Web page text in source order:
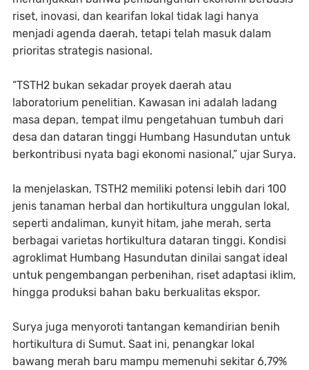
riset, inovasi, dan kearifan lokal tidak lagi hanya
menjadi agenda daerah, tetapi telah masuk dalam
prioritas strategis nasional.
“TSTH2 bukan sekadar proyek daerah atau
laboratorium penelitian. Kawasan ini adalah ladang
masa depan, tempat ilmu pengetahuan tumbuh dari
desa dan dataran tinggi Humbang Hasundutan untuk
berkontribusi nyata bagi ekonomi nasional,” ujar Surya.
Ia menjelaskan, TSTH2 memiliki potensi lebih dari 100
jenis tanaman herbal dan hortikultura unggulan lokal,
seperti andaliman, kunyit hitam, jahe merah, serta
berbagai varietas hortikultura dataran tinggi. Kondisi
agroklimat Humbang Hasundutan dinilai sangat ideal
untuk pengembangan perbenihan, riset adaptasi iklim,
hingga produksi bahan baku berkualitas ekspor.
Surya juga menyoroti tantangan kemandirian benih
hortikultura di Sumut. Saat ini, penangkar lokal
bawang merah baru mampu memenuhi sekitar 6,79%